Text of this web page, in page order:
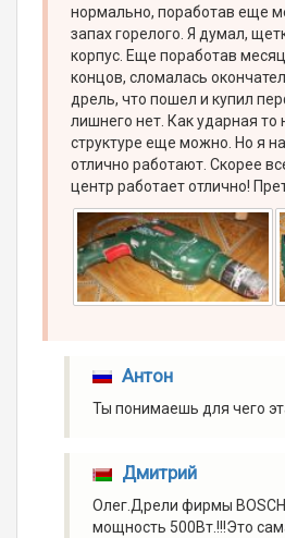
нормально, поработав еще
запах горелого. Я думал,
корпус. Еще поработав
концов, сломалась
дрель, что пошел и купил
лишнего нет. Как ударная
структуре еще можно. Но я
отлично работают. Скорее
центр работает отлично!
Антон
Ты понимаешь для чего
Дмитрий
Олег.Дрели фирмы
мощность 500Вт.!!!Это